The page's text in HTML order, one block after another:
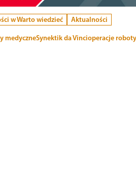
w Warto wiedzieć
Aktualności
medyczneSynektik da Vincioperacje